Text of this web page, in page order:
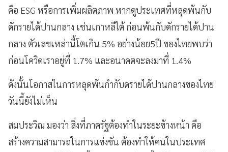
คือ ESG หรือการเพิ่มผลิตภาพ หากดูประเทศที่หลุดพ้นกับ
ดักรายได้ปานกลาง เช่นเกาหลีใต้ ก่อนพ้นกับดักรายได้ปาน
กลาง ตัวเลขเหล่านี้โตเกิน 5% อย่างน้อย5ปี ของไทยพบว่า
ก่อนโควิดเราอยู่ที่ 1.7% และอนาคตจะลงมาที่ 1.4%
ดังนั้นโอกาสในการหลุดพ้นกำกับดรายได้ปานกลางของไทย
วันนี้ยังไม่เห็น
สมประวิณ มองว่า สิ่งที่ภาครัฐต้องทำในระยะข้างหน้า คือ
สร้างความสามารถในการแข่งขัน ต้องทำให้คนในประเทศ